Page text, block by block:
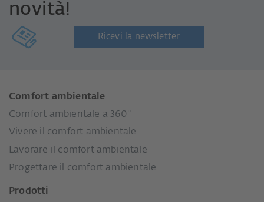
novità!
Ricevi la newsletter
Comfort ambientale
Comfort ambientale a 360°
Vivere il comfort ambientale
Lavorare il comfort ambientale
Progettare il comfort ambientale
Prodotti